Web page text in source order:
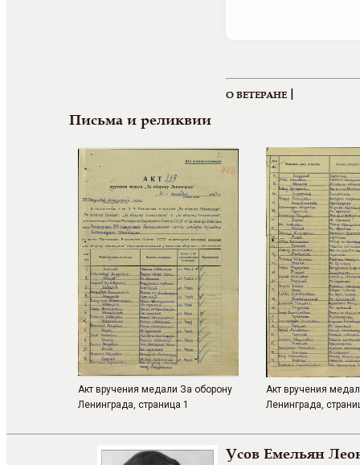
О ВЕТЕРАНЕ |
Письма и реликвии
Акт вручения медали За оборону
Ленинграда, страница 1
Акт вручения
Ленинграда,
Усов Емельян